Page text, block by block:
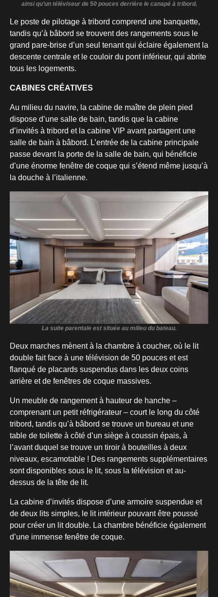
ainsi qu’un téléviseur de 50 pouces derrière le canapé à tribord.
Le poste de pilotage à tribord comprend une banquette,
tandis qu’à bâbord se trouvent des rangements sous le
grand pare-brise d’un seul tenant qui éclaire également la
descente centrale et le couloir du pont inférieur, qui abrite
tous les logements.
CABINES CRÉATIVES
Au milieu du navire, la cabine de maître de plein pied
dispose d’une salle de bain, tandis que la cabine
d’invités à tribord et la cabine VIP avant partagent une
salle de bain à bâbord. L’entrée de la cabine principale
passe devant la porte de la salle de bain, qui bénéficie
d’une énorme fenêtre de coque qui s’étend même jusqu’à
la douche à l’italienne.
La suite parentale est située au milieu du bateau.
Deux marches mènent à la chambre à coucher, où le lit
double fait face à une télévision de 50 pouces et est
flanqué de placards suspendus dans les deux coins
arrière et de fenêtres de coque massives.
Un meuble de rangement à hauteur de hanche –
comprenant un petit réfrigérateur – court le long du côté
tribord, tandis qu’à bâbord se trouve un bureau et une
table de toilette à côté d’un siège à coussin épais, à
l’avant duquel se trouve un tiroir à bouteilles à deux
niveaux, escamotable ! Des rangements supplémentaires
sont disponibles sous le lit, sous la télévision et au-
dessus de la tête de lit.
La cabine d’invités dispose d’une armoire suspendue et
de deux lits simples, le lit intérieur pouvant être poussé
pour créer un lit double. La chambre bénéficie également
d’une immense fenêtre de coque.